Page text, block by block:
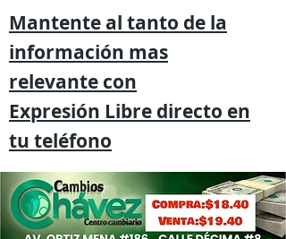
Mantente al tanto de la
información mas
relevante con
Expresión Libre directo en
tu teléfono